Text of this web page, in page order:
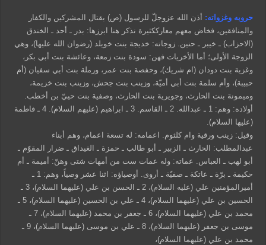
حروبه وغزواته: أذن الله عزوجلّ للرسول (ص) بقتال المشركين والكفار
والمنافقين، فخاض معهم معارككثيرة نذكر هنا ابرزها: بدر ـ أحد ـ الخندق
(الاحزاب) ـ خيبر ـ حنين. زوجاته: خديجة بنت خويلد (رضوان الله عليها)، وهي
الزوجة الأولى؛ أما الأخريات فهن: سودة بنت زمعة، وعائشة بنت أبي بكر،
وغزية بنت دودان (ام شريك)، وحفصة بنت عمر، ورملة بنت أبي سفيان (أم
حبيبة)، وأم سلمة بنت أبي أميّة، وزينب بنت جحش، وزينب بنت خزيمة،
وميمونة بنت الحارث، وجويرية بنت الحارث، وصفية بنت حييّ بن أخطب.
أولاده: وهم: 1 ـ عبدالله. 2 ـ القاسم. 3 ـ ابراهيم (عليهم السلام). 4 ـ فاطمة
(عليها السلام).
وقيل: زينب ورقية وام كلثوم. اعمامه: له تسعة اعمام، وهم أبناء
عبدالمطلب: الحارث ـ الزبير ـ أبو طالب ـ حمزة ـ الغيداق ـ ضرار المقوّم ـ
أبو لهب ـ العباس. عماته: وله عمات ست من أمهات شتى وهنّ: أميمة ـ أم
حكيمة ـ برّة ـ عاتكة ـ صفيّة ـ أروى. أوصياؤه: اثنا عشر وصياً، وهم: 1 ـ
أميرالمؤمنين علي (عليه السلام)، 2 ـ الحسن بن علي (عليهما السلام)، 3 ـ
الحسين بن علي (عليهما السلام)، 4 ـ علي بن الحسين (عليهما السلام)، 5 ـ
محمد بن علي (عليهما السلام)، 6 ـ جعفر بن محمد (عليهما السلام)، 7 ـ
موسى بن جعفر (عليهما السلام)، 8 ـ علي بن موسى (عليهما السلام)، 9 ـ
محمد بن علي (عليهما السلام)،